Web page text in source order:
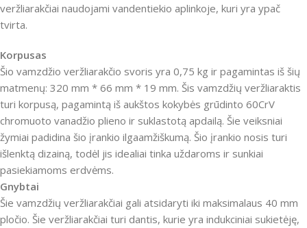
veržliarakčiai naudojami vandentiekio aplinkoje, kuri yra ypač
tvirta.
Korpusas
Šio vamzdžio veržliarakčio svoris yra 0,75 kg ir pagamintas iš šių
matmenų: 320 mm * 66 mm * 19 mm. Šis vamzdžių veržliaraktis
turi korpusą, pagamintą iš aukštos kokybės grūdinto 60CrV
chromuoto vanadžio plieno ir suklastotą apdailą. Šie veiksniai
žymiai padidina šio įrankio ilgaamžiškumą. Šio įrankio nosis turi
išlenktą dizainą, todėl jis idealiai tinka uždaroms ir sunkiai
pasiekiamoms erdvėms.
Gnybtai
Šie vamzdžių veržliarakčiai gali atsidaryti iki maksimalaus 40 mm
pločio. Šie veržliarakčiai turi dantis, kurie yra indukciniai sukietėję,